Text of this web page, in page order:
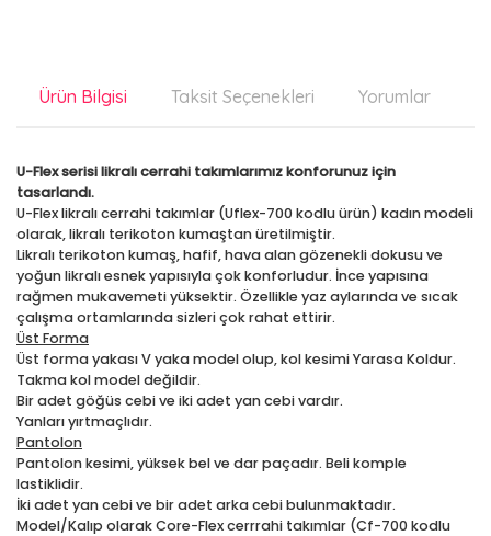
Ürün Bilgisi Taksit Seçenekleri Yorumlar
U-Flex serisi likralı cerrahi takımlarımız konforunuz için
tasarlandı.
U-Flex likralı cerrahi takımlar (Uflex-700 kodlu ürün) kadın modeli
olarak, likralı terikoton kumaştan üretilmiştir.
Likralı terikoton kumaş, hafif, hava alan gözenekli dokusu ve
yoğun likralı esnek yapısıyla çok konforludur. İnce yapısına
rağmen mukavemeti yüksektir. Özellikle yaz aylarında ve sıcak
çalışma ortamlarında sizleri çok rahat ettirir.
Üst Forma
Üst forma yakası V yaka model olup, kol kesimi Yarasa Koldur.
Takma kol model değildir.
Bir adet göğüs cebi ve iki adet yan cebi vardır.
Yanları yırtmaçlıdır.
Pantolon
Pantolon kesimi, yüksek bel ve dar paçadır. Beli komple
lastiklidir.
İki adet yan cebi ve bir adet arka cebi bulunmaktadır.
Model/Kalıp olarak Core-Flex cerrrahi takımlar (Cf-700 kodlu